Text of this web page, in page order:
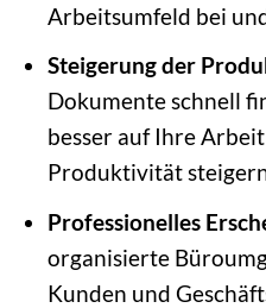
Arbeitsumfeld bei
Steigerung der
Dokumente schnell
besser auf Ihre
Produktivität
Professionelles
organisierte
Kunden und